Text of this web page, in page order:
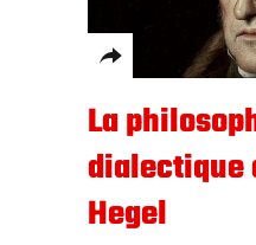
La
dialectique
Hegel